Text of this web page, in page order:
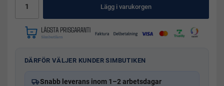
Lägg i varukorgen
DÄRFÖR VÄLJER KUNDER SIMBUTIKEN
Snabb leverans inom 1–2 arbetsdagar